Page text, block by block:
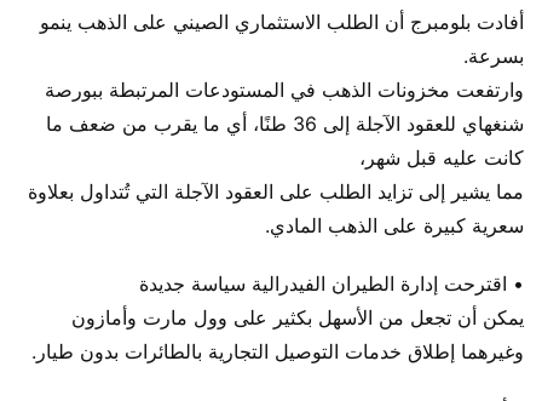
أفادت بلومبرج أن الطلب الاستثماري الصيني على الذهب ينمو
بسرعة.
وارتفعت مخزونات الذهب في المستودعات المرتبطة ببورصة
شنغهاي للعقود الآجلة إلى 36 طنًا، أي ما يقرب من ضعف ما
كانت عليه قبل شهر،
مما يشير إلى تزايد الطلب على العقود الآجلة التي تُتداول بعلاوة
سعرية كبيرة على الذهب المادي.
• اقترحت إدارة الطيران الفيدرالية سياسة جديدة
يمكن أن تجعل من الأسهل بكثير على وول مارت وأمازون
وغيرهما إطلاق خدمات التوصيل التجارية بالطائرات بدون طيار.